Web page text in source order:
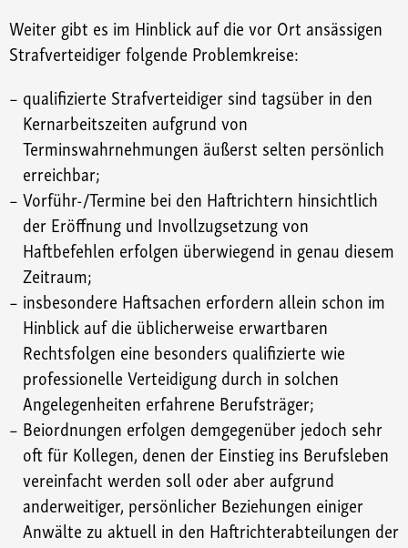
Weiter gibt es im Hinblick auf die vor Ort ansässigen
Strafverteidiger folgende Problemkreise:
qualifizierte Strafverteidiger sind tagsüber in den
Kernarbeitszeiten aufgrund von
Terminswahrnehmungen äußerst selten persönlich
erreichbar;
Vorführ-/Termine bei den Haftrichtern hinsichtlich
der Eröffnung und Invollzugsetzung von
Haftbefehlen erfolgen überwiegend in genau diesem
Zeitraum;
insbesondere Haftsachen erfordern allein schon im
Hinblick auf die üblicherweise erwartbaren
Rechtsfolgen eine besonders qualifizierte wie
professionelle Verteidigung durch in solchen
Angelegenheiten erfahrene Berufsträger;
Beiordnungen erfolgen demgegenüber jedoch sehr
oft für Kollegen, denen der Einstieg ins Berufsleben
vereinfacht werden soll oder aber aufgrund
anderweitiger, persönlicher Beziehungen einiger
Anwälte zu aktuell in den Haftrichterabteilungen der